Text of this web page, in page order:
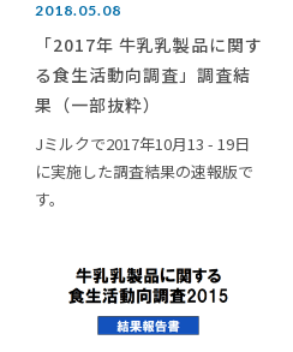
2018.05.08
「2017年 牛乳乳製品に関す
る食生活動向調査」調査結
果（一部抜粋）
Jミルクで2017年10月13 - 19日
に実施した調査結果の速報版で
す。